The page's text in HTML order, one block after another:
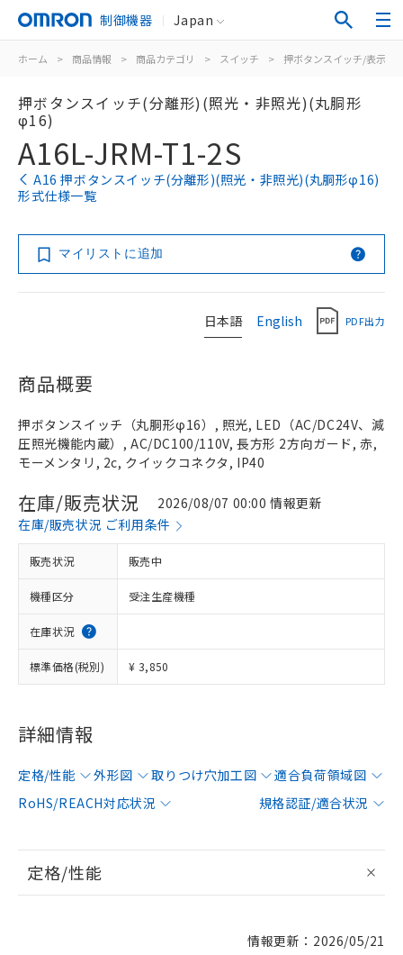
制御機器 Japan
ホーム > 商品情報 > 商品カテゴリ > スイッチ > 押ボタンスイッチ/表示灯
押ボタンスイッチ(分離形)(照光・非照光)(丸胴形
φ16)
A16L-JRM-T1-2S
A16 押ボタンスイッチ(分離形)(照光・非照光)(丸胴形φ16)
形式仕様一覧
マイリストに追加
日本語 English PDF出力
商品概要
押ボタンスイッチ（丸胴形φ16）, 照光, LED（AC/DC24V、減
圧照光機能内蔵）, AC/DC100/110V, 長方形 2方向ガード, 赤,
モーメンタリ, 2c, クイックコネクタ, IP40
在庫/販売状況
2026/08/07 00:00 情報更新
在庫/販売状況 ご利用条件
販売状況 販売中
機種区分 受注生産機種
在庫状況
標準価格(税別) ¥ 3,850
詳細情報
定格/性能 外形図 取りつけ穴加工図
適合負荷領域図
RoHS/REACH対応状況
規格認証/適合状況
定格/性能
情報更新：2026/05/21